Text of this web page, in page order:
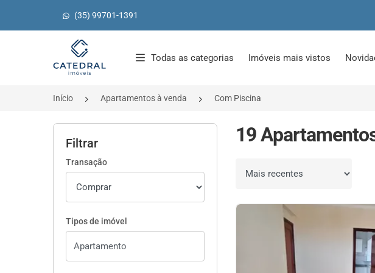
(35) 99701-1391
Página inicial
Todas as categorias Imóveis mais vistos
Início Apartamentos à venda Com Piscina
Filtrar
Transação
Tipos de imóvel
19
Ordenar por